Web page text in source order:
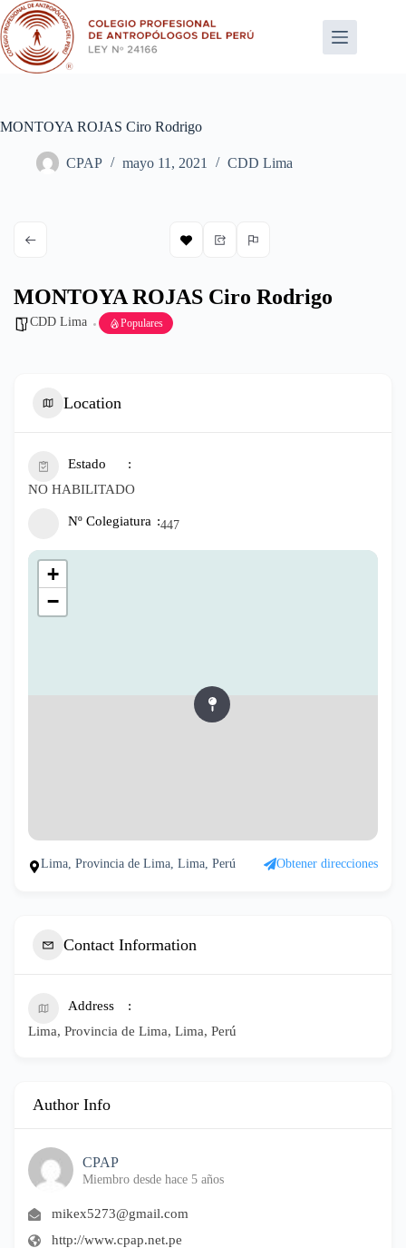
Saltar
al
contenido
MONTOYA ROJAS Ciro Rodrigo
CPAP mayo 11, 2021 CDD Lima
MONTOYA ROJAS Ciro Rodrigo
CDD Lima Populares
Location
Estado
NO HABILITADO
Nº Colegiatura 447
+
−
Lima, Provincia de Lima, Lima, Perú Obtener direcciones
Contact Information
Address
Lima, Provincia de Lima, Lima, Perú
Author Info
CPAP
Miembro desde hace 5 años
mikex5273@gmail.com
http://www.cpap.net.pe